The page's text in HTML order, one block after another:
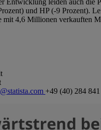
Entwicklung leiden auch die
und HP (-9 Prozent).
mit 4,6 Millionen verkauften
+49 (40) 284